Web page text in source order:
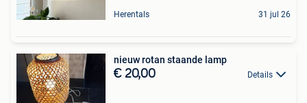
Herentals 31 jul 26
nieuw rotan staande lamp
€ 20,00 Details